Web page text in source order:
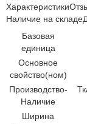
Характеристики
Наличие на складе
Базовая
единица
Основное
свойство(ном)
Производство-
Наличие
Ширина